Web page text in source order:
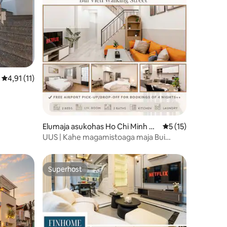
Keskmine hinnang 4,91/5, 11 hinnangut
4,91 (11)
Elumaja asukohas Ho Chi Minh Ci
ty
Keskmine
5 (15)
UUS | Kahe magamistoaga maja Bui
Superhost
Superhost